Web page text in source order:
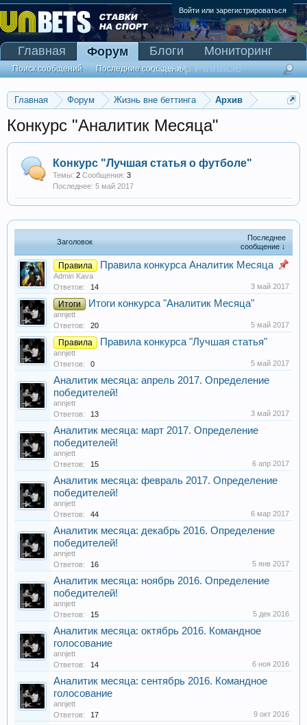
Войти или зарегистрироваться
Главная Форум Жизнь вне беттинга Архив
Конкурс "Аналитик Месяца"
Конкурс "Лучшая статья о футболе"
Темы: 2 Сообщения: 3
5 май 2017
Заголовок
Последнее
сообщение ↓
Правила Правила конкурса Аналитик Месяца
Admin Kava
Ответов:
14 3 май 2017
Итоги Итоги конкурса "Аналитик Месяца"
annjett
Ответов:
20 5 май 2017
Правила Правила конкурса "Лучшая статья"
annjett
Ответов:
0 5 май 2017
Аналитик месяца: апрель 2017. Определение
победителей!
annjett
Ответов:
13 3 май 2017
Аналитик месяца: март 2017. Определение
победителей!
annjett
Ответов:
15 6 апр 2017
Аналитик месяца: февраль 2017. Определение
победителей!
annjett
Ответов:
44 6 мар 2017
Аналитик месяца: декабрь 2016. Определение
победителей!
annjett
Ответов:
16 5 янв 2017
Аналитик месяца: ноябрь 2016. Определение
победителей!
annjett
Ответов:
15 5 дек 2016
Аналитик месяца: октябрь 2016. Командное
голосование
annjett
Ответов:
14 6 ноя 2016
Аналитик месяца: сентябрь 2016. Командное
голосование
annjett
Ответов:
17 9 окт 2016
Главная Форум
Поиск сообщений Последние сообщения
Блоги
Мониторинг
Сканер Pinnacle